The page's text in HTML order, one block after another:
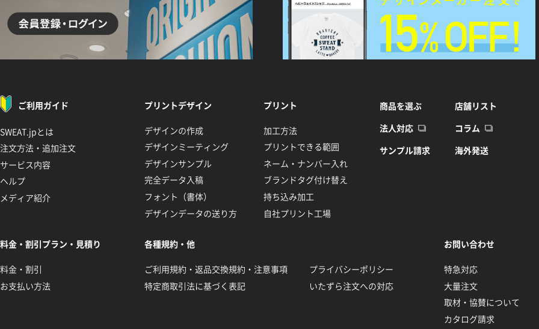
ご利用ガイド
SWEAT.jpとは
注文方法・追加注文
サービス内容
ヘルプ
メディア紹介
プリントデザイン
デザインの作成
デザインミーティング
デザインサンプル
完全データ入稿
フォント（書体）
デザインデータの送り方
プリント
加工方法
プリントできる範囲
ネーム・ナンバー入れ
ブランドタグ付け替え
持ち込み加工
自社プリント工場
商品を選ぶ
法人対応
サンプル請求
店舗リスト
コラム
海外発送
料金・割引プラン・見積り
料金・割引
お支払い方法
各種規約・他
ご利用規約・返品交換規約・注意事項
特定商取引法に基づく表記
プライバシーポリシー
いたずら注文への対応
お問い合わせ
特急対応
大量注文
取材・協賛について
カタログ請求